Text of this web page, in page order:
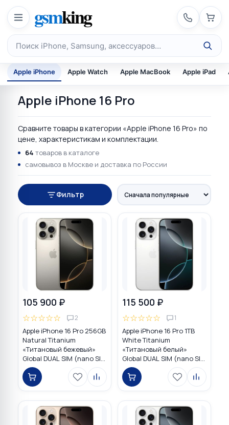
Перейти к содержимому
gsmking
Поиск по каталогу
Apple iPhone Apple Watch Apple MacBook Apple iPad
Apple iPhone 16 Pro
Сравните товары в категории «Apple iPhone 16 Pro» по
цене, характеристикам и комплектации.
64 товаров в каталоге
самовывоз в Москве и доставка по России
Фильтр
105 900 ₽
☆☆☆☆☆ 2
Apple iPhone 16 Pro 256GB
Natural Titanium
«Tитановый бежевый»
Global DUAL SIM (nano SIM
+ eSIM)
115 500 ₽
☆☆☆☆☆ 1
Apple iPhone 16 Pro 1TB
White Titanium
«Титановый белый»
Global DUAL SIM (nano SIM
+ eSIM)